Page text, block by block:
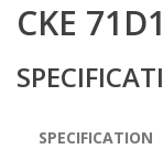
CKE
SPECIFICATION